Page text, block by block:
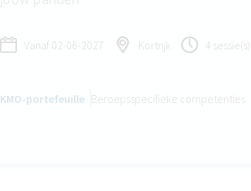
Vanaf 02-06-2027 Kortrijk 4 sessie(s)
KMO-portefeuille Beroepsspecifieke competenties